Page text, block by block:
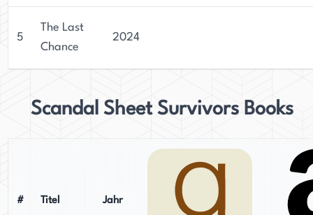
5
The Last
Chance
2024
Scandal Sheet Survivors Books
# Titel Jahr